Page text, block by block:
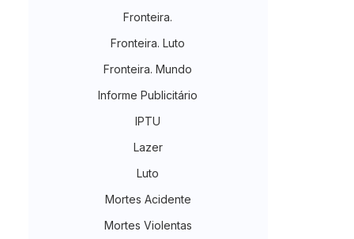
Fronteira.
Fronteira. Luto
Fronteira. Mundo
Informe Publicitário
IPTU
Lazer
Luto
Mortes Acidente
Mortes Violentas